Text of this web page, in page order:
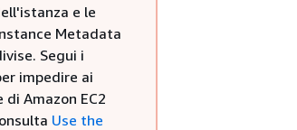
e le
Metadata
Segui i
impedire ai
Amazon EC2
Use the